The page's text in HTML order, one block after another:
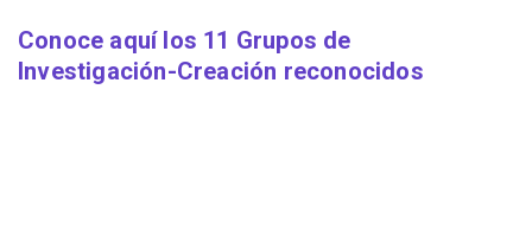
Conoce aquí los 11 Grupos de
Investigación-Creación reconocidos